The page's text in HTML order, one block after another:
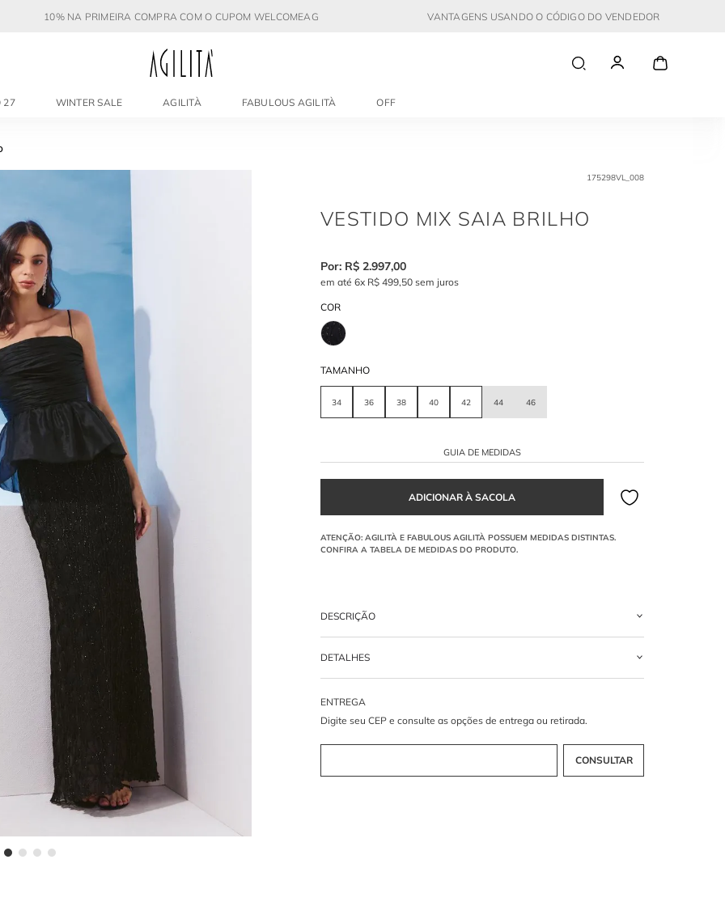
10% NA PRIMEIRA COMPRA COM O CUPOM WELCOMEAG VANTAGENS USANDO O CÓDIGO DO VENDEDOR
27 WINTER SALE AGILITÀ FABULOUS AGILITÀ OFF
175298VL_008
VESTIDO MIX SAIA BRILHO
R$ 2.997,00
em até 6x R$ 499,50 sem juros
COR
TAMANHO
34 36 38 40 42 44 46
GUIA DE MEDIDAS
DESCRIÇÃO
Ovestido longo
brilho.
Por que o mix de texturas é o ponto alto do
design?
equilibra a leveza da parte superior com a solidez da parte inferior,
conferindo personalidade à peça.
DETALHES